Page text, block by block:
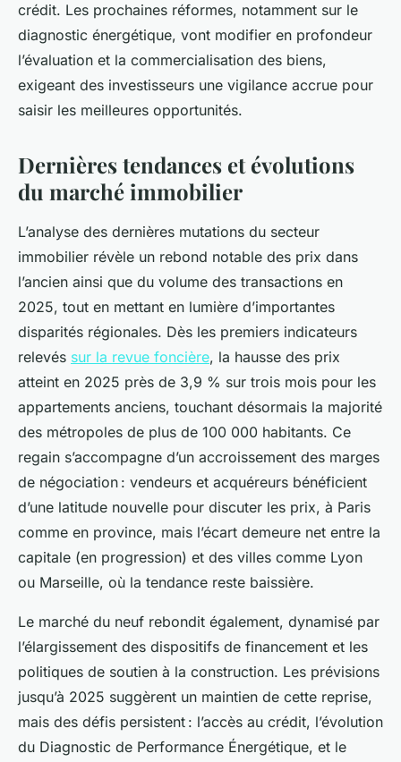
crédit. Les prochaines réformes, notamment sur le
diagnostic énergétique, vont modifier en profondeur
l’évaluation et la commercialisation des biens,
exigeant des investisseurs une vigilance accrue pour
saisir les meilleures opportunités.
Dernières tendances et évolutions
du marché immobilier
L’analyse des dernières mutations du secteur
immobilier révèle un rebond notable des prix dans
l’ancien ainsi que du volume des transactions en
2025, tout en mettant en lumière d’importantes
disparités régionales. Dès les premiers indicateurs
relevés sur la revue foncière, la hausse des prix
atteint en 2025 près de 3,9 % sur trois mois pour les
appartements anciens, touchant désormais la majorité
des métropoles de plus de 100 000 habitants. Ce
regain s’accompagne d’un accroissement des marges
de négociation : vendeurs et acquéreurs bénéficient
d’une latitude nouvelle pour discuter les prix, à Paris
comme en province, mais l’écart demeure net entre la
capitale (en progression) et des villes comme Lyon
ou Marseille, où la tendance reste baissière.
Le marché du neuf rebondit également, dynamisé par
l’élargissement des dispositifs de financement et les
politiques de soutien à la construction. Les prévisions
jusqu’à 2025 suggèrent un maintien de cette reprise,
mais des défis persistent : l’accès au crédit, l’évolution
du Diagnostic de Performance Énergétique, et le